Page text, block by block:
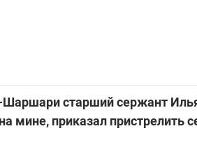
старший сержант
мине, приказал пристрелить